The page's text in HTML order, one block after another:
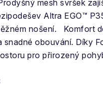
mesh svršek
Altra EGO™
nošení. Komfort
snadné obouvání. Díky
pro přirozený